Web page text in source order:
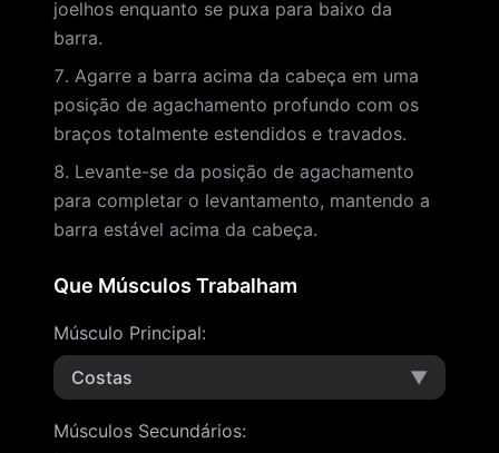
joelhos enquanto se puxa para baixo da
barra.
Agarre a barra acima da cabeça em uma
posição de agachamento profundo com os
braços totalmente estendidos e travados.
Levante-se da posição de agachamento
para completar o levantamento, mantendo a
barra estável acima da cabeça.
Que Músculos Trabalham
Músculo Principal:
Costas
▼
Músculos Secundários: